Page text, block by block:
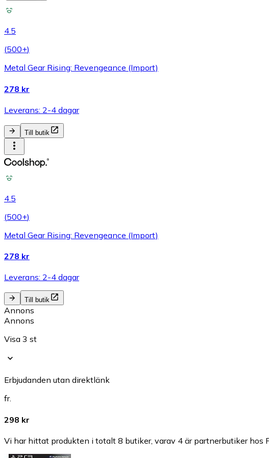
4.5
(500+)
Metal Gear Rising: Revengeance (Import)
278 kr
Leverans: 2-4 dagar
Till butik
4.5
(500+)
Metal Gear Rising: Revengeance (Import)
278 kr
Leverans: 2-4 dagar
Till butik
Annons
Annons
Visa 3 st
Erbjudanden utan direktlänk
fr.
298 kr
Vi har hittat produkten i totalt 8 butiker, varav 4 är partnerbutiker hos